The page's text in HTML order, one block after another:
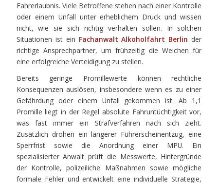
Fahrerlaubnis. Viele Betroffene stehen nach einer Kontrolle
oder einem Unfall unter erheblichem Druck und wissen
nicht, wie sie sich richtig verhalten sollen. In solchen
Situationen ist ein Fachanwalt Alkoholfahrt Berlin der
richtige Ansprechpartner, um frühzeitig die Weichen für
eine erfolgreiche Verteidigung zu stellen.
Bereits geringe Promillewerte können rechtliche
Konsequenzen auslösen, insbesondere wenn es zu einer
Gefährdung oder einem Unfall gekommen ist. Ab 1,1
Promille liegt in der Regel absolute Fahruntüchtigkeit vor,
was fast immer ein Strafverfahren nach sich zieht.
Zusätzlich drohen ein längerer Führerscheinentzug, eine
Sperrfrist sowie die Anordnung einer MPU. Ein
spezialisierter Anwalt prüft die Messwerte, Hintergründe
der Kontrolle, polizeiliche Maßnahmen sowie mögliche
formale Fehler und entwickelt eine individuelle Strategie,